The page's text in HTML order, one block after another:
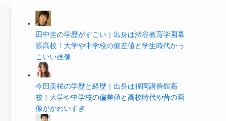
田中圭の学歴がすごい｜出身は渋谷教育学園幕
張高校！大学や中学校の偏差値と学生時代かっ
こいい画像
今田美桜の学歴と経歴｜出身は福岡講倫館高
校！大学や中学校の偏差値と高校時代や昔の画
像がかわいすぎ